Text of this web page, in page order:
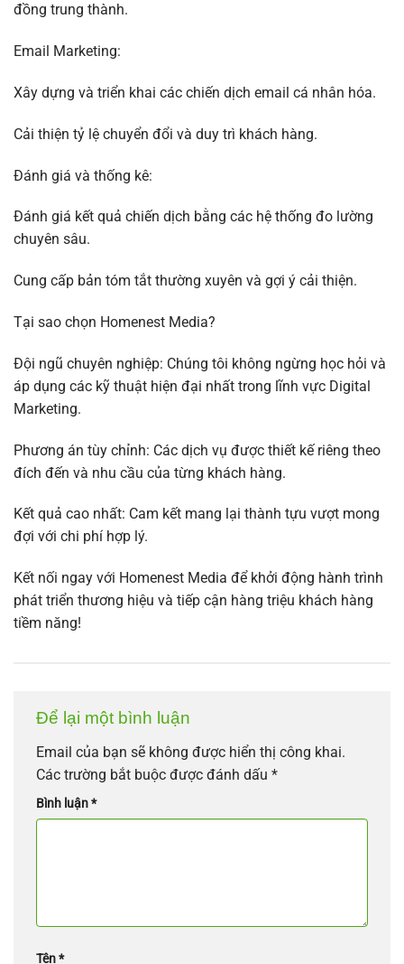
đồng trung thành.
Email Marketing:
Xây dựng và triển khai các chiến dịch email cá nhân hóa.
Cải thiện tỷ lệ chuyển đổi và duy trì khách hàng.
Đánh giá và thống kê:
Đánh giá kết quả chiến dịch bằng các hệ thống đo lường
chuyên sâu.
Cung cấp bản tóm tắt thường xuyên và gợi ý cải thiện.
Tại sao chọn Homenest Media?
Đội ngũ chuyên nghiệp: Chúng tôi không ngừng học hỏi và
áp dụng các kỹ thuật hiện đại nhất trong lĩnh vực Digital
Marketing.
Phương án tùy chỉnh: Các dịch vụ được thiết kế riêng theo
đích đến và nhu cầu của từng khách hàng.
Kết quả cao nhất: Cam kết mang lại thành tựu vượt mong
đợi với chi phí hợp lý.
Kết nối ngay với Homenest Media để khởi động hành trình
phát triển thương hiệu và tiếp cận hàng triệu khách hàng
tiềm năng!
Để lại một bình luận
Email của bạn sẽ không được hiển thị công khai.
Các trường bắt buộc được đánh dấu *
Bình luận*
Tên*